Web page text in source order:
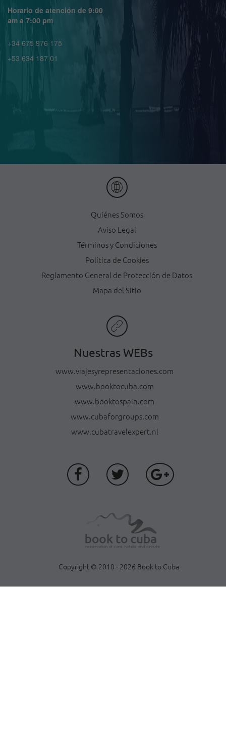
Horario de atención de 9:00
am a 7:00 pm
+34 675 976 175
+53 634 187 01
Quiénes Somos
Aviso Legal
Términos y Condiciones
Política de Cookies
Reglamento General de Protección de Datos
Mapa del Sitio
Nuestras WEBs
www.viajesyrepresentaciones.com
www.booktocuba.com
www.booktospain.com
www.cubaforgroups.com
www.cubatravelexpert.nl
Copyright © 2010 - 2026 Book to Cuba